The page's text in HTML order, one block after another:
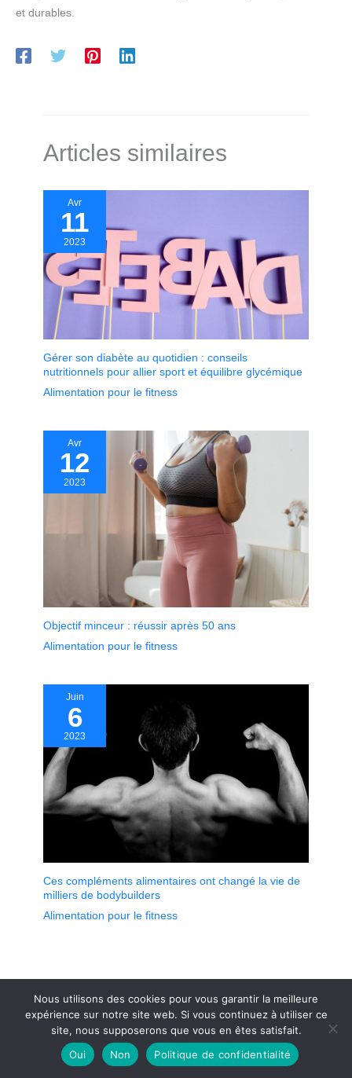
et durables.
Articles similaires
Avr
11
2023
Gérer son diabète au quotidien : conseils
nutritionnels pour allier sport et équilibre glycémique
Alimentation pour le fitness
Avr
12
2023
Objectif minceur : réussir après 50 ans
Alimentation pour le fitness
Juin
6
2023
Ces compléments alimentaires ont changé la vie de
milliers de bodybuilders
Alimentation pour le fitness
Nous utilisons des cookies pour vous garantir la meilleure
expérience sur notre site web. Si vous continuez à utiliser ce
site, nous supposerons que vous en êtes satisfait.
Oui
Non Politique de confidentialité